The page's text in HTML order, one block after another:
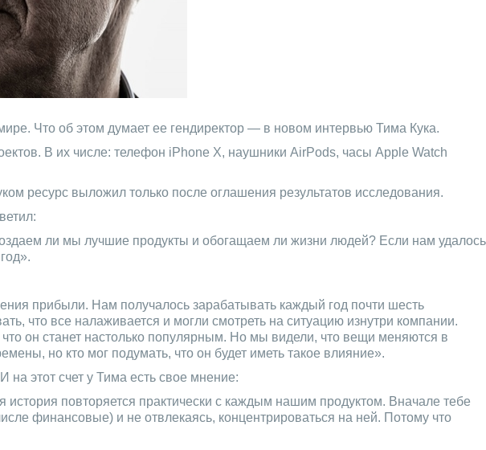
Что об этом думает ее гендиректор — в новом интервью Тима Кука.
В их числе: телефон iPhone X, наушники AirPods, часы Apple Watch
ресурс выложил только после оглашения результатов исследования.
ли мы лучшие продукты и обогащаем ли жизни людей? Если нам удалось
прибыли. Нам получалось зарабатывать каждый год почти шесть
что все налаживается и могли смотреть на ситуацию изнутри компании.
он станет настолько популярным. Но мы видели, что вещи меняются в
но кто мог подумать, что он будет иметь такое влияние».
на этот счет у Тима есть свое мнение:
повторяется практически с каждым нашим продуктом. Вначале тебе
финансовые) и не отвлекаясь, концентрироваться на ней. Потому что